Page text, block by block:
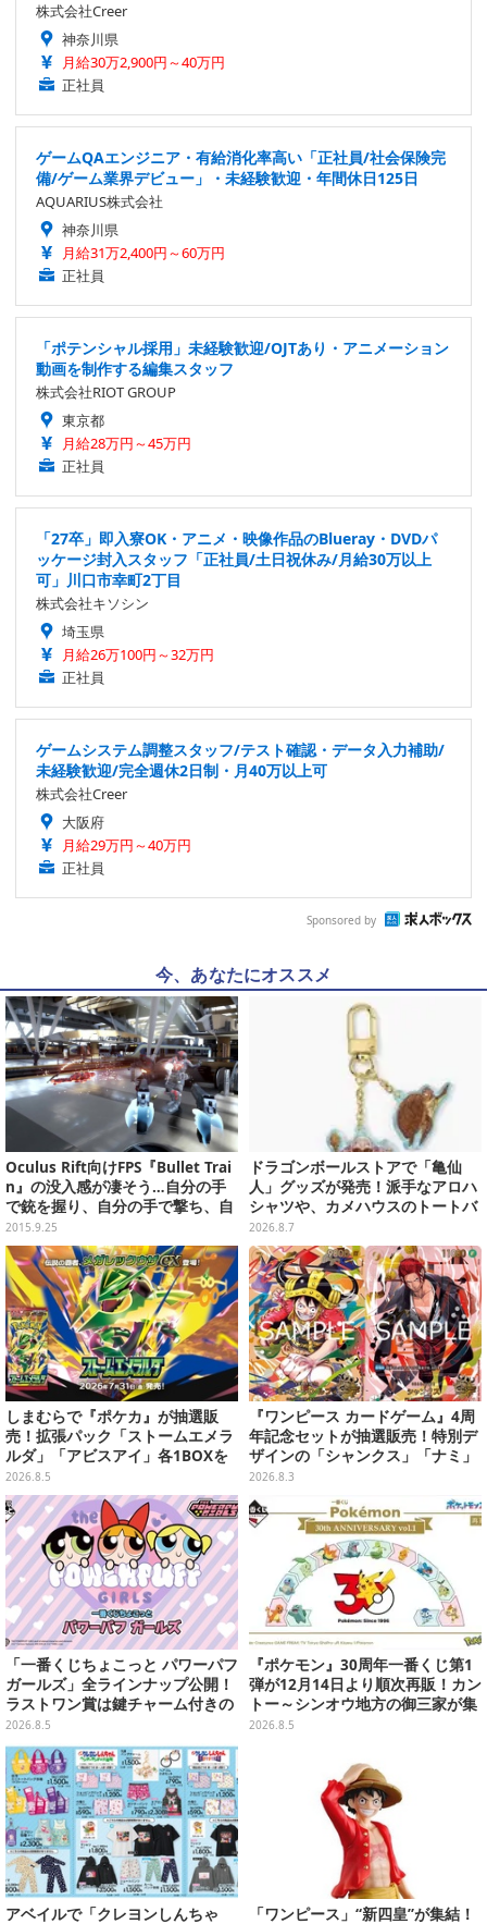
株式会社Creer
神奈川県
月給30万2,900円～40万円
正社員
ゲームQAエンジニア・有給消化率高い「正社員/社会保険完
備/ゲーム業界デビュー」・未経験歓迎・年間休日125日
AQUARIUS株式会社
神奈川県
月給31万2,400円～60万円
正社員
「ポテンシャル採用」未経験歓迎/OJTあり・アニメーション
動画を制作する編集スタッフ
株式会社RIOT GROUP
東京都
月給28万円～45万円
正社員
「27卒」即入寮OK・アニメ・映像作品のBlueray・DVDパ
ッケージ封入スタッフ「正社員/土日祝休み/月給30万以上
可」川口市幸町2丁目
株式会社キソシン
埼玉県
月給26万100円～32万円
正社員
ゲームシステム調整スタッフ/テスト確認・データ入力補助/
未経験歓迎/完全週休2日制・月40万以上可
株式会社Creer
大阪府
月給29万円～40万円
正社員
Sponsored by
今、あなたにオススメ
Oculus Rift向けFPS『Bullet Trai
n』の没入感が凄そう…自分の手
で銃を握り、自分の手で撃ち、自
分の手でリロードする
2015.9.25
ドラゴンボールストアで「亀仙
人」グッズが発売！派手なアロハ
シャツや、カメハウスのトートバ
ッグなど夏らしいアイテムがズラ
リ
2026.8.7
しまむらで『ポケカ』が抽選販
売！拡張パック「ストームエメラ
ルダ」「アビスアイ」各1BOXを
ラインナップ
2026.8.5
『ワンピース カードゲーム』4周
年記念セットが抽選販売！特別デ
ザインの「シャンクス」「ナミ」
など9枚のプロモカードを収録
2026.8.3
「一番くじちょこっと パワーパフ
ガールズ」全ラインナップ公開！
ラストワン賞は鍵チャーム付きの
シール帳スペシャルセットを用意
2026.8.5
『ポケモン』30周年一番くじ第1
弾が12月14日より順次再販！カン
トー～シンオウ地方の御三家が集
まった時計、ぬいぐるみなど記念
2026.8.5
アベイルで「クレヨンしんちゃ 「ワンピース」“新四皇”が集結！